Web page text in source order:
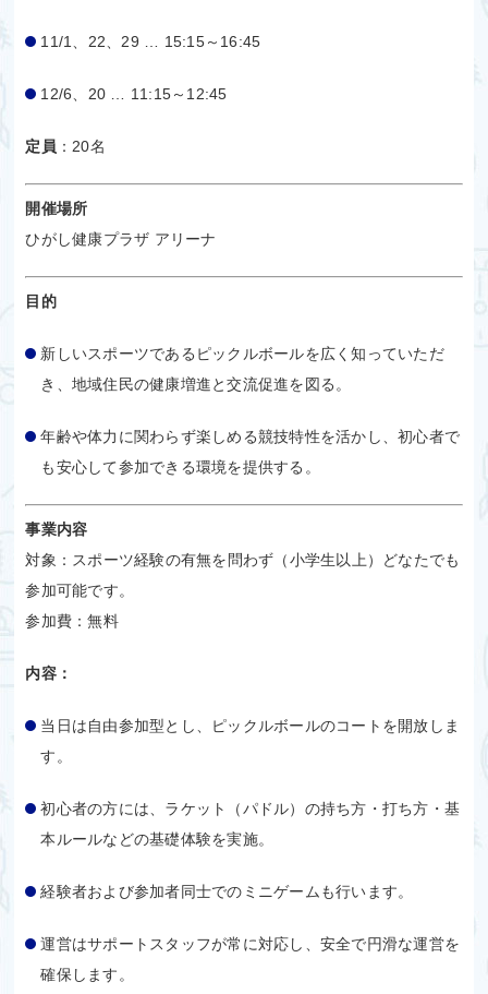
11/1、22、29 … 15:15～16:45
12/6、20 … 11:15～12:45
定員 ：20名
開催場所
ひがし健康プラザ アリーナ
目的
新しいスポーツであるピックルボールを広く知っていただ
き、地域住民の健康増進と交流促進を図る。
年齢や体力に関わらず楽しめる競技特性を活かし、初心者で
も安心して参加できる環境を提供する。
事業内容
対象：スポーツ経験の有無を問わず（小学生以上）どなたでも
参加可能です。
参加費：無料
内容：
当日は自由参加型とし、ピックルボールのコートを開放しま
す。
初心者の方には、ラケット（パドル）の持ち方・打ち方・基
本ルールなどの基礎体験を実施。
経験者および参加者同士でのミニゲームも行います。
運営はサポートスタッフが常に対応し、安全で円滑な運営を
確保します。